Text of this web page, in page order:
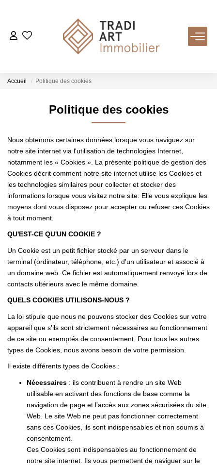
ACHETER
LOUER
VENDRE
Nos Services
Estimer
Biens Vendus
L'AGENCE
Qui Sommes Nous
NOUS CONTACTER
Accueil Politique des cookies
Politique des cookies
Nous obtenons certaines données lorsque vous naviguez sur
notre site internet via l'utilisation de technologies Internet,
notamment les « Cookies ». La présente politique de gestion des
Cookies décrit comment notre site internet utilise les Cookies et
les technologies similaires pour collecter et stocker des
informations lorsque vous visitez notre site. Elle vous explique les
moyens dont vous disposez pour accepter ou refuser ces Cookies
à tout moment.
QU'EST-CE QU'UN COOKIE ?
Un Cookie est un petit fichier stocké par un serveur dans le
terminal (ordinateur, téléphone, etc.) d'un utilisateur et associé à
un domaine web. Ce fichier est automatiquement renvoyé lors de
contacts ultérieurs avec le même domaine.
QUELS COOKIES UTILISONS-NOUS ?
La loi stipule que nous ne pouvons stocker des Cookies sur votre
appareil que s'ils sont strictement nécessaires au fonctionnement
de ce site ou exemptés de consentement. Pour tous les autres
types de Cookies, nous avons besoin de votre permission.
Il existe différents types de Cookies :
Nécessaires : ils contribuent à rendre un site Web
utilisable en activant des fonctions de base comme la
navigation de page et l'accès aux zones sécurisées du site
Web. Le site Web ne peut pas fonctionner correctement
sans ces Cookies, ils sont indispensables et non soumis à
consentement.
Ces Cookies sont indispensables au fonctionnement de
notre site internet. Ils vous permettent de naviguer sur le